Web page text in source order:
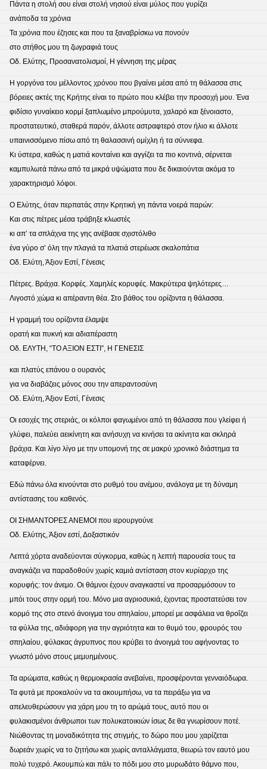
Πάντα η στολή σου είναι στολή νησιού είναι μύλος που γυρίζει
ανάποδα τα χρόνια
Τα χρόνια που έζησες και που τα ξαναβρίσκω να πονούν
στο στήθος μου τη ζωγραφιά τους
Οδ. Ελύτης, Προσανατολισμοί, Η γέννηση της μέρας
Η γοργόνα του μέλλοντος χρόνου που βγαίνει μέσα από τη θάλασσα στις
βόρειες ακτές της Κρήτης είναι το πρώτο που κλέβει την προσοχή μου. Ένα
φιδίσιο γυναίκειο κορμί ξαπλωμένο μπρούμυτα, χαλαρό και ξένοιαστο,
προστατευτικό, σταθερά παρόν, άλλοτε αστραφτερό στον ήλιο κι άλλοτε
υπαινισσόμενο πίσω από τη θαλασσινή ομίχλη ή τα σύννεφα.
Κι ύστερα, καθώς η ματιά κονταίνει και αγγίζει τα πιο κοντινά, σέρνεται
καμπυλωτά πάνω από τα μικρά υψώματα που δε δικαιούνται ακόμα το
χαρακτηρισμό λόφοι.
Ο Ελύτης, όταν περπατάς στην Κρητική γη πάντα νοερά παρών:
Και στις πέτρες μέσα τράβηξε κλωστές
κι απ’ τα σπλάχνα της γης ανέβασε σχιστόλιθο
ένα γύρο σ’ όλη την πλαγιά τα πλατιά στερέωσε σκαλοπάτια
Οδ. Ελύτη, Άξιον Εστί, Γένεσις
Πέτρες. Βράχια. Κορφές. Χαμηλές κορυφές. Μακρύτερα ψηλότερες…
Λιγοστό χώμα κι απέραντη θέα. Στο βάθος του ορίζοντα η θάλασσα.
Η γραμμή του ορίζοντα έλαμψε
ορατή και πυκνή και αδιαπέραστη
Οδ. ΕΛΥΤΗ, “ΤΟ ΑΞΙΟΝ ΕΣΤΙ”, Η ΓΕΝΕΣΙΣ
και πλατύς επάνου ο ουρανός
για να διαβάζεις μόνος σου την απεραντοσύνη
Οδ. Ελύτη, Άξιον Εστί, Γένεσις
Οι εσοχές της στεριάς, οι κόλποι φαγωμένοι από τη θάλασσα που γλείφει ή
γλύφει, παλεύει αεικίνητη και ανήσυχη να κινήσει τα ακίνητα και σκληρά
βράχια. Και λίγο λίγο με την υπομονή της σε μακρύ χρονικό διάστημα τα
καταφέρνει.
Εδώ πάνω όλα κινούνται στο ρυθμό του ανέμου, ανάλογα με τη δύναμη
αντίστασης του καθενός.
ΟΙ ΣΗΜΑΝΤΟΡΕΣ ΑΝΕΜΟΙ που ιερουργούνε
Οδ. Ελύτης, Άξιον εστί, Δοξαστικόν
Λεπτά χόρτα αναδεύονται σύγκορμα, καθώς η λεπτή παρουσία τους τα
αναγκάζει να παραδοθούν χωρίς καμιά αντίσταση στον κυρίαρχο της
κορυφής: τον άνεμο. Οι θάμνοι έχουν αναγκαστεί να προσαρμόσουν το
μπόι τους στην ορμή του. Μόνο μια αγριοσυκιά, έχοντας προστατεύσει τον
κορμό της στο στενό άνοιγμα του σπηλαίου, μπορεί με ασφάλεια να θροΐζει
τα φύλλα της, αδιάφορη για την αγριότητα και το θυμό του, φρουρός του
σπηλαίου, φύλακας άγρυπνος που κρύβει το άνοιγμά του αφήνοντας το
γνωστό μόνο στους μεμυημένους.
Τα αρώματα, καθώς η θερμοκρασία ανεβαίνει, προσφέρονται γενναιόδωρα.
Τα φυτά με προκαλούν να τα ακουμπήσω, να τα πειράξω για να
απελευθερώσουν για χάρη μου τη το αρώμά τους, αυτό που οι
φυλακισμένοι άνθρωποι των πολυκατοικιών ίσως δε θα γνωρίσουν ποτέ.
Νιώθοντας τη μοναδικότητα της στιγμής, το δώρο που μου χαρίζεται
δωρεάν χωρίς να το ζητήσω και χωρίς ανταλλάγματα, θεωρώ τον εαυτό μου
πολύ τυχερό. Ακουμπώ και πάλι το πόδι μου στο μυρωδάτο θάμνο που,